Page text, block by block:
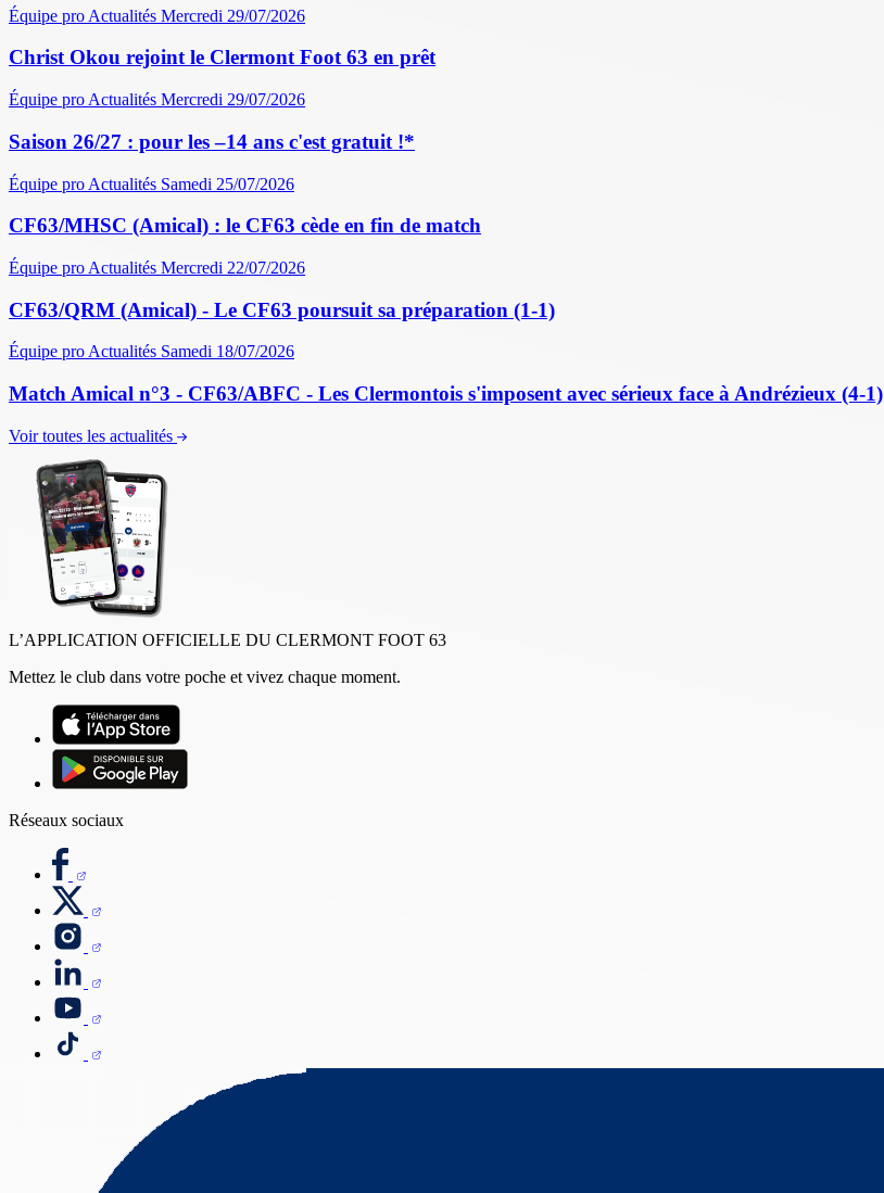
Équipe pro Actualités Mercredi 29/07/2026
Christ Okou rejoint le Clermont Foot 63 en prêt
Équipe pro Actualités Mercredi 29/07/2026
Saison 26/27 : pour les –14 ans c'est gratuit !*
Équipe pro Actualités Samedi 25/07/2026
CF63/MHSC (Amical) : le CF63 cède en fin de match
Équipe pro Actualités Mercredi 22/07/2026
CF63/QRM (Amical) - Le CF63 poursuit sa préparation (1-1)
Équipe pro Actualités Samedi 18/07/2026
Match Amical n°3 - CF63/ABFC - Les Clermontois s'imposent avec sérieux face à Andrézieux (4-1)
Voir toutes les actualités
L’APPLICATION OFFICIELLE DU CLERMONT FOOT 63
Mettez le club dans votre poche et vivez chaque moment.
Réseaux sociaux